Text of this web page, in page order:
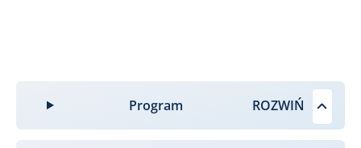
Program